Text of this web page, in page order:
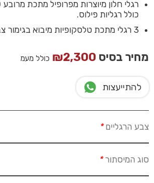
כולל רגליות פילוס.
3 רגלי מתכת טלסקופיות מיבוא בגימור צבע אפוקסי איכותי בגוון לבו מבריק .
מחיר בסיס ₪2,300 כולל מעמ
להתייעצות
צבע הרגליים*
סוג המיסתור*